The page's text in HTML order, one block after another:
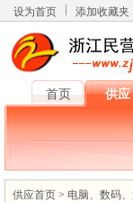
设为首页 添加收藏夹
首页 供应
供应首页 > 电脑、数码